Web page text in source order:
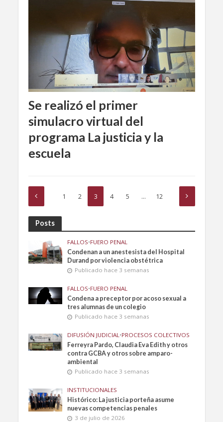
Se realizó el primer
simulacro virtual del
programa La justicia y la
escuela
1 2 3 4 5 … 12
Posts
FALLOS•FUERO PENAL
Condenan a un anestesista del Hospital
Durand por violencia obstétrica
Publicado hace 3 semanas
FALLOS•FUERO PENAL
Condena a preceptor por acoso sexual a
tres alumnas de un colegio
Publicado hace 3 semanas
DIFUSIÓN JUDICIAL •PROCESOS COLECTIVOS
Ferreyra Pardo, Claudia Eva Edith y otros
contra GCBA y otros sobre amparo-
ambiental
Publicado hace 3 semanas
INSTITUCIONALES
Histórico: La justicia porteña asume
nuevas competencias penales
3 de julio de 2026